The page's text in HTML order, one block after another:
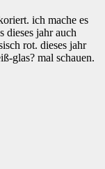
ich mache es
dieses jahr auch
rot. dieses jahr
glas? mal schauen.